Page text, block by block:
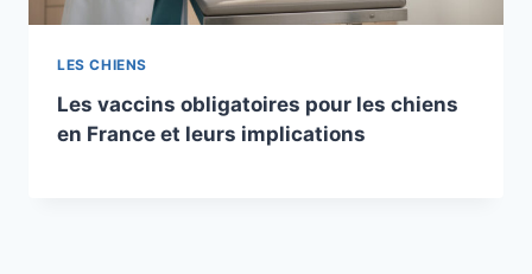
LES CHIENS
Les vaccins obligatoires pour les chiens
en France et leurs implications